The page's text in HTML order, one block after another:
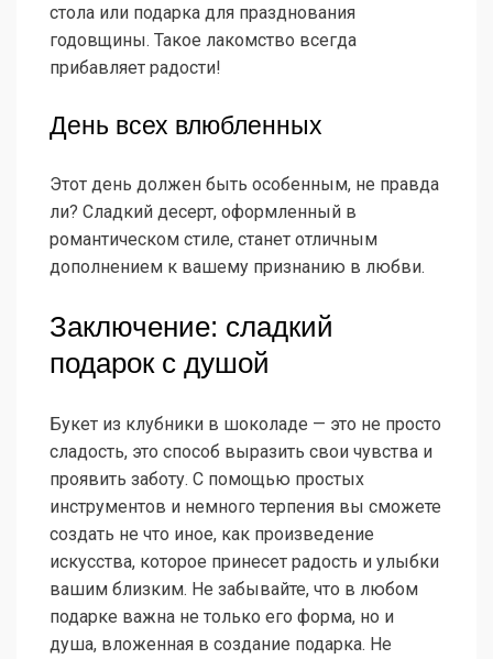
стола или подарка для празднования
годовщины. Такое лакомство всегда
прибавляет радости!
День всех влюбленных
Этот день должен быть особенным, не правда
ли? Сладкий десерт, оформленный в
романтическом стиле, станет отличным
дополнением к вашему признанию в любви.
Заключение: сладкий
подарок с душой
Букет из клубники в шоколаде — это не просто
сладость, это способ выразить свои чувства и
проявить заботу. С помощью простых
инструментов и немного терпения вы сможете
создать не что иное, как произведение
искусства, которое принесет радость и улыбки
вашим близким. Не забывайте, что в любом
подарке важна не только его форма, но и
душа, вложенная в создание подарка. Не